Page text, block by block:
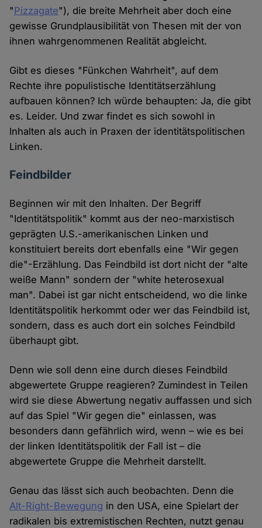
"Pizzagate"), die breite Mehrheit aber doch eine
gewisse Grundplausibilität von Thesen mit der von
ihnen wahrgenommenen Realität abgleicht.
Gibt es dieses "Fünkchen Wahrheit", auf dem
Rechte ihre populistische Identitätserzählung
aufbauen können? Ich würde behaupten: Ja, die gibt
es. Leider. Und zwar findet es sich sowohl in
Inhalten als auch in Praxen der identitätspolitischen
Linken.
Feindbilder
Beginnen wir mit den Inhalten. Der Begriff
"Identitätspolitik" kommt aus der neo-marxistisch
geprägten U.S.-amerikanischen Linken und
konstituiert bereits dort ebenfalls eine "Wir gegen
die"-Erzählung. Das Feindbild ist dort nicht der "alte
weiße Mann" sondern der "white heterosexual
man". Dabei ist gar nicht entscheidend, wo die linke
Identitätspolitik herkommt oder wer das Feindbild ist,
sondern, dass es auch dort ein solches Feindbild
überhaupt gibt.
Denn wie soll denn eine durch dieses Feindbild
abgewertete Gruppe reagieren? Zumindest in Teilen
wird sie diese Abwertung negativ auffassen und sich
auf das Spiel "Wir gegen die" einlassen, was
besonders dann gefährlich wird, wenn – wie es bei
der linken Identitätspolitik der Fall ist – die
abgewertete Gruppe die Mehrheit darstellt.
Genau das lässt sich auch beobachten. Denn die
Alt-Right-Bewegung in den USA, eine Spielart der
radikalen bis extremistischen Rechten, nutzt genau